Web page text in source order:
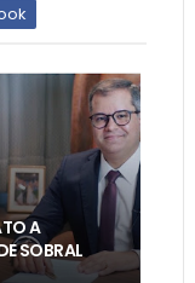
A
SOBRAL